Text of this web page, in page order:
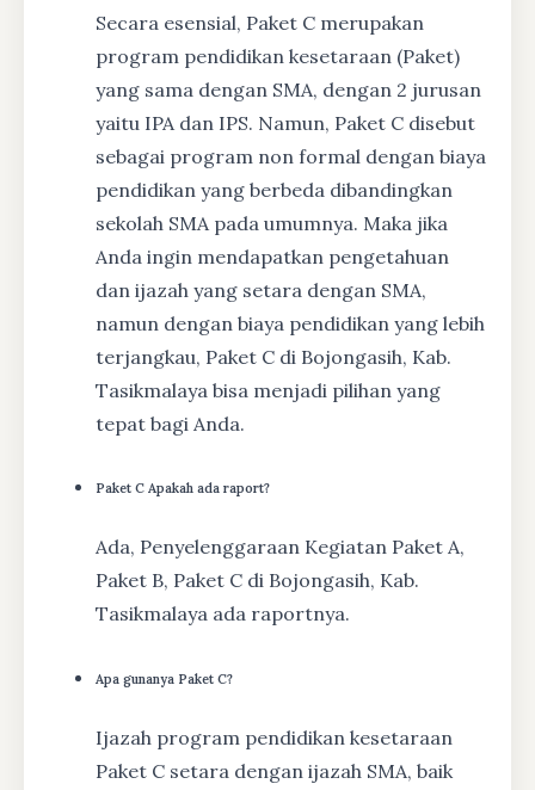
Secara esensial, Paket C merupakan
program pendidikan kesetaraan (Paket)
yang sama dengan SMA, dengan 2 jurusan
yaitu IPA dan IPS. Namun, Paket C disebut
sebagai program non formal dengan biaya
pendidikan yang berbeda dibandingkan
sekolah SMA pada umumnya. Maka jika
Anda ingin mendapatkan pengetahuan
dan ijazah yang setara dengan SMA,
namun dengan biaya pendidikan yang lebih
terjangkau, Paket C di Bojongasih, Kab.
Tasikmalaya bisa menjadi pilihan yang
tepat bagi Anda.
Paket C Apakah ada raport?
Ada, Penyelenggaraan Kegiatan Paket A,
Paket B, Paket C di Bojongasih, Kab.
Tasikmalaya ada raportnya.
Apa gunanya Paket C?
Ijazah program pendidikan kesetaraan
Paket C setara dengan ijazah SMA, baik